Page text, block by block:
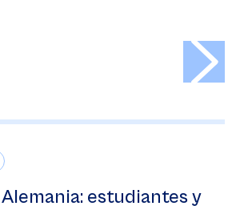
Alemania: estudiantes y